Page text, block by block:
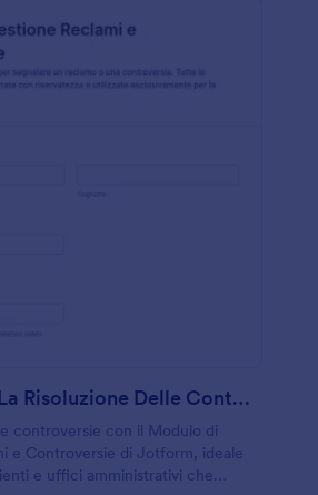
Modulo Per La Risoluzione Delle Controversie
controversie con il Modulo di
e Controversie di Jotform, ideale
e uffici amministrativi che